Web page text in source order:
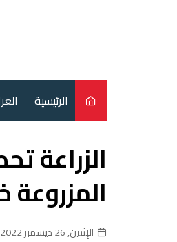
الرئيسية
الزراعة
المزروعة
الإثنين, 26 ديسمبر 2022, 23:33